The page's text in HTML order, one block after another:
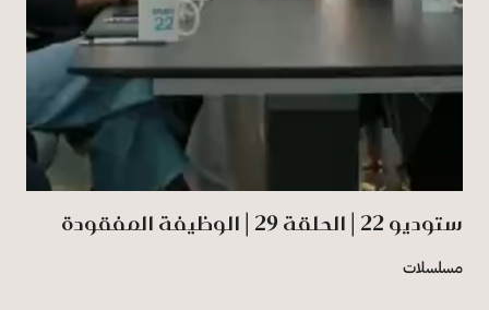
ستوديو 22 | الحلقة 29 | الوظيفة المفقودة
مسلسلات